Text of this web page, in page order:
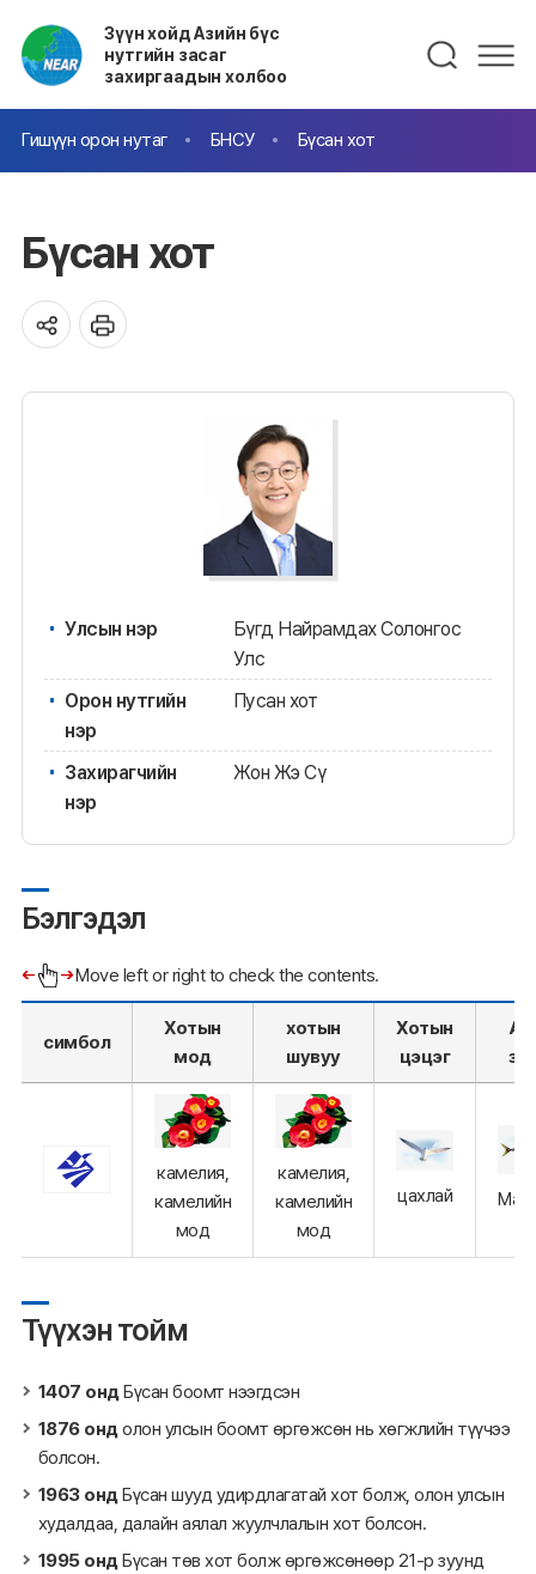
Зүүн хойд Азийн бүс
нутгийн засаг
захиргаадын холбоо
Гишүүн орон нутаг БНСУ Бүсан хот
Бүсан хот
Улсын нэр
Бүгд Найрамдах Солонгос
Улс
Орон нутгийн
нэр
Пусан хот
Захирагчийн
нэр
Жон Жэ Сү
Бэлгэдэл
Move left or right to check the contents.
симбол
Хотын
мод
хотын
шувуу
Хотын
цэцэг
камелия,
камелийн
мод
камелия,
камелийн
мод
цахлай
Түүхэн тойм
1407 ондБүсан боомт нээгдсэн
1876 ондолон улсын боомт өргөжсөн нь хөгжлийн түүчээ
болсон.
1963 ондБүсан шууд удирдлагатай хот болж, олон улсын
худалдаа, далайн аялал жуулчлалын хот болсон.
1995 ондБүсан төв хот болж өргөжсөнөөр 21-р зуунд